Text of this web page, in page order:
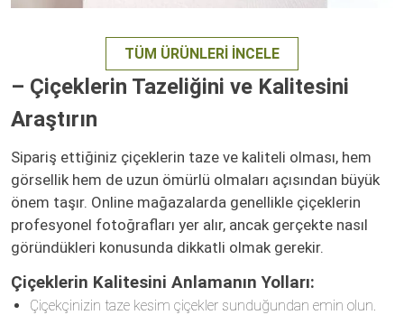
TÜM ÜRÜNLERI İNCELE
– Çiçeklerin Tazeliğini ve Kalitesini
Araştırın
Sipariş ettiğiniz çiçeklerin taze ve kaliteli olması, hem
görsellik hem de uzun ömürlü olmaları açısından büyük
önem taşır. Online mağazalarda genellikle çiçeklerin
profesyonel fotoğrafları yer alır, ancak gerçekte nasıl
göründükleri konusunda dikkatli olmak gerekir.
Çiçeklerin Kalitesini Anlamanın Yolları:
Çiçekçinizin taze kesim çiçekler sunduğundan emin olun.